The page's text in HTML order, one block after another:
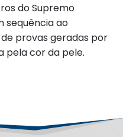
do Supremo
sequência ao
provas geradas por
pela cor da pele.